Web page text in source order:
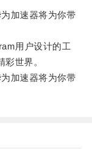
加速器将为你带
用户设计的工
世界。
加速器将为你带